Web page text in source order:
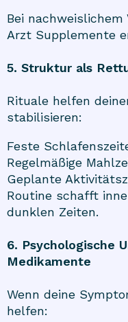
Bei
Arzt Supplemente
5. Struktur als
Rituale helfen
stabilisieren:
Feste
Regelmäßige
Geplante
Routine schafft
dunklen Zeiten.
6. Psychologische
Medikamente
Wenn deine
helfen: